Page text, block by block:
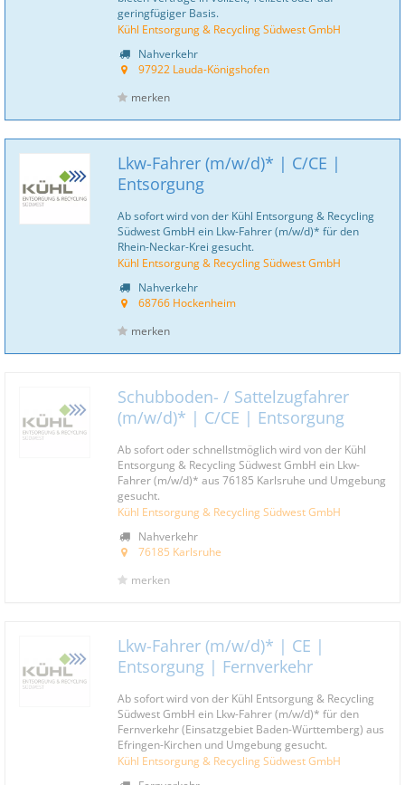
geringfügiger Basis.
Kühl Entsorgung & Recycling Südwest GmbH
Nahverkehr
97922 Lauda-Königshofen
merken
Lkw-Fahrer (m/w/d)* | C/CE |
Entsorgung
Ab sofort wird von der Kühl Entsorgung & Recycling
Südwest GmbH ein Lkw-Fahrer (m/w/d)* für den
Rhein-Neckar-Krei gesucht.
Kühl Entsorgung & Recycling Südwest GmbH
Nahverkehr
68766 Hockenheim
merken
Schubboden- / Sattelzugfahrer
(m/w/d)* | C/CE | Entsorgung
Ab sofort oder schnellstmöglich wird von der Kühl
Entsorgung & Recycling Südwest GmbH ein Lkw-
Fahrer (m/w/d)* aus 76185 Karlsruhe und Umgebung
gesucht.
Kühl Entsorgung & Recycling Südwest GmbH
Nahverkehr
76185 Karlsruhe
merken
Lkw-Fahrer (m/w/d)* | CE |
Entsorgung | Fernverkehr
Ab sofort wird von der Kühl Entsorgung & Recycling
Südwest GmbH ein Lkw-Fahrer (m/w/d)* für den
Fernverkehr (Einsatzgebiet Baden-Württemberg) aus
Efringen-Kirchen und Umgebung gesucht.
Kühl Entsorgung & Recycling Südwest GmbH